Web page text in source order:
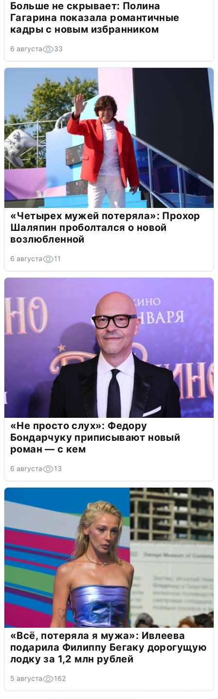
Больше не скрывает: Полина
Гагарина показала романтичные
кадры с новым избранником
6 августа 33
«Четырех мужей потеряла»: Прохор
Шаляпин проболтался о новой
возлюбленной
6 августа 11
«Не просто слух»: Федору
Бондарчуку приписывают новый
роман — с кем
6 августа 13
«Всё, потеряла я мужа»: Ивлеева
подарила Филиппу Бегаку дорогущую
лодку за 1,2 млн рублей
5 августа 162